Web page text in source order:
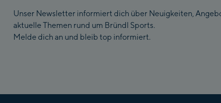
Unser Newsletter informiert dich über Neuigkeiten,
aktuelle Themen rund um Bründl Sports.
Melde dich an und bleib top informiert.